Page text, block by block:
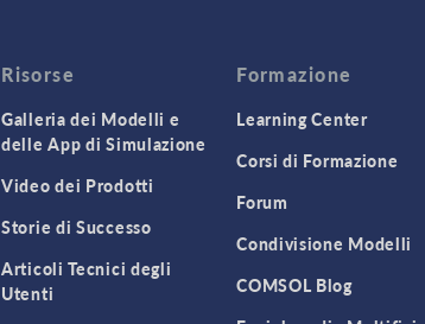
Risorse
Galleria dei Modelli e
delle App di Simulazione
Video dei Prodotti
Storie di Successo
Articoli Tecnici degli
Utenti
Formazione
Learning Center
Corsi di Formazione
Forum
Condivisione Modelli
COMSOL Blog